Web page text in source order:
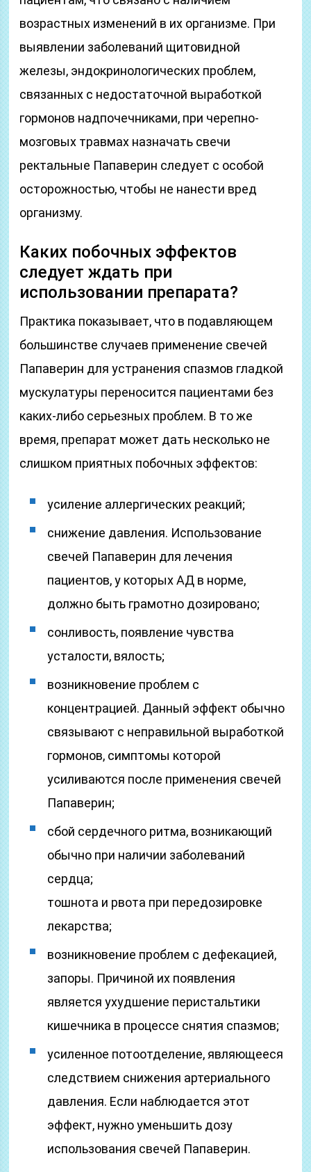
возрастных изменений в их организме. При
выявлении заболеваний щитовидной
железы, эндокринологических проблем,
связанных с недостаточной выработкой
гормонов надпочечниками, при черепно-
мозговых травмах назначать свечи
ректальные Папаверин следует с особой
осторожностью, чтобы не нанести вред
организму.
Каких побочных эффектов
следует ждать при
использовании препарата?
Практика показывает, что в подавляющем
большинстве случаев применение свечей
Папаверин для устранения спазмов гладкой
мускулатуры переносится пациентами без
каких-либо серьезных проблем. В то же
время, препарат может дать несколько не
слишком приятных побочных эффектов:
усиление аллергических реакций;
снижение давления. Использование
свечей Папаверин для лечения
пациентов, у которых АД в норме,
должно быть грамотно дозировано;
сонливость, появление чувства
усталости, вялость;
возникновение проблем с
концентрацией. Данный эффект обычно
связывают с неправильной выработкой
гормонов, симптомы которой
усиливаются после применения свечей
Папаверин;
сбой сердечного ритма, возникающий
обычно при наличии заболеваний
сердца;
тошнота и рвота при передозировке
лекарства;
возникновение проблем с дефекацией,
запоры. Причиной их появления
является ухудшение перистальтики
кишечника в процессе снятия спазмов;
усиленное потоотделение, являющееся
следствием снижения артериального
давления. Если наблюдается этот
эффект, нужно уменьшить дозу
использования свечей Папаверин.